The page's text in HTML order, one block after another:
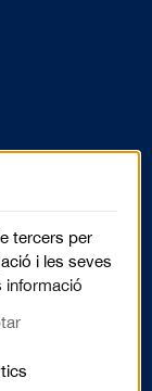
tercers per
i les seves
informació
essencials per
Cookies related